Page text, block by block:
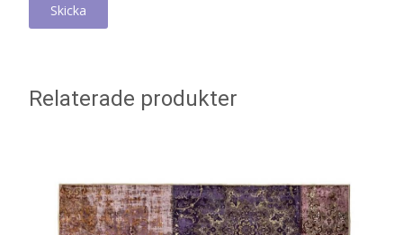
Relaterade produkter